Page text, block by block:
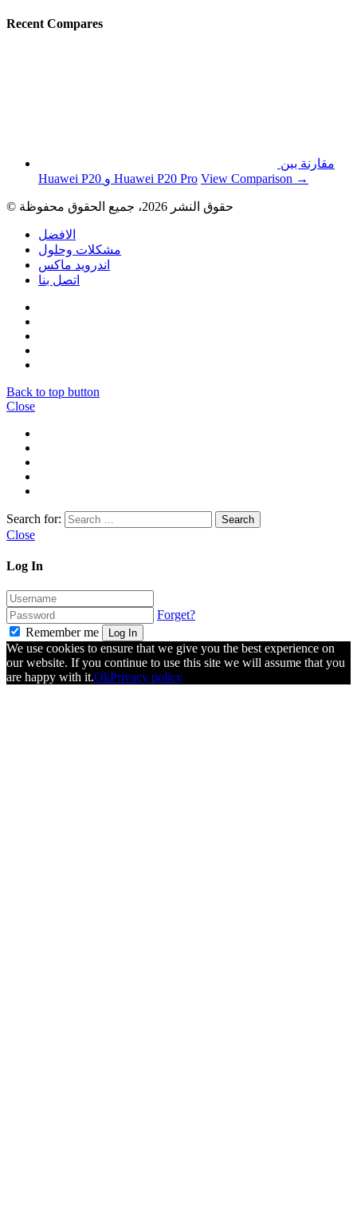
Recent Compares
مقارنة بين
Huawei P20 و Huawei P20 Pro View Comparison →
الافضل
مشكلات وحلول
اندرويد ماكس
اتصل بنا
Back to top button
Close
Search for:
Close
Log In
Forget?
Remember me
Log In
We use cookies to ensure that we give you the best experience on
our website. If you continue to use this site we will assume that you
are happy with it.OkPrivacy policy